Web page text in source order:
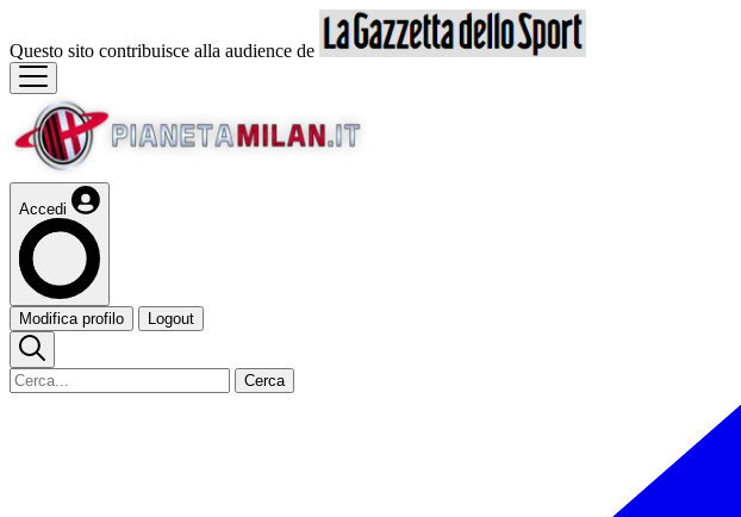
Questo sito contribuisce alla audience de
Accedi
Modifica profilo Logout
Cerca